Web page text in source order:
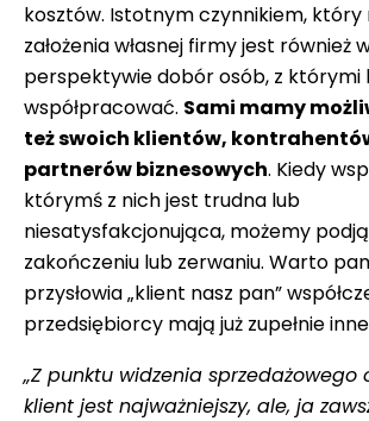
kosztów. Istotnym czynnikiem,
założenia własnej firmy jest również
perspektywie dobór osób, z którymi
współpracować. Sami mamy
też swoich klientów,
partnerów biznesowych. Kiedy
którymś z nich jest trudna lub
niesatysfakcjonująca, możemy
zakończeniu lub zerwaniu. Warto
przysłowia „klient nasz pan”
przedsiębiorcy mają już zupełnie
„Z punktu widzenia sprzedażowego
klient jest najważniejszy, ale, ja